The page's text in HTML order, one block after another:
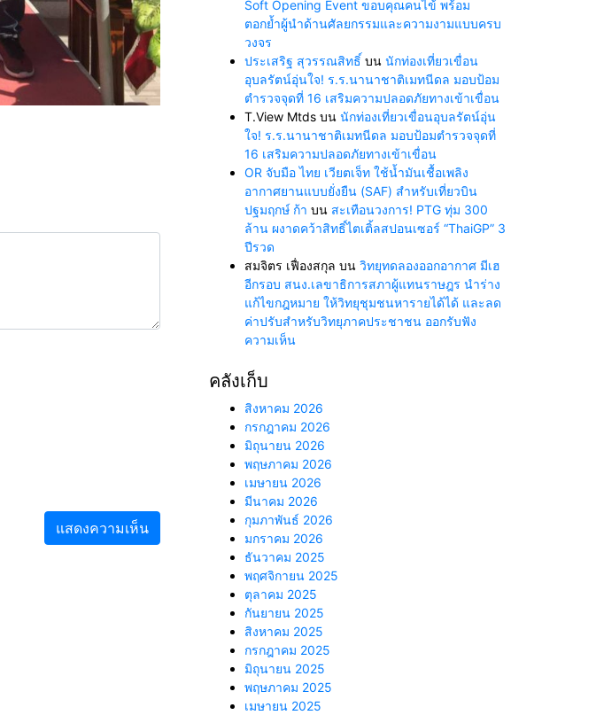
Soft Opening Event ขอบคุณคนไข้ พร้อม
ตอกย้ำผู้นำด้านศัลยกรรมและความงามแบบครบ
วงจร
ประเสริฐ สุวรรณสิทธิ์ บน นักท่องเที่ยวเขื่อน
อุบลรัตน์อุ่นใจ! ร.ร.นานาชาติเมทนีดล มอบป้อม
ตำรวจจุดที่ 16 เสริมความปลอดภัยทางเข้าเขื่อน
T.View Mtds บน นักท่องเที่ยวเขื่อนอุบลรัตน์อุ่น
ใจ! ร.ร.นานาชาติเมทนีดล มอบป้อมตำรวจจุดที่
16 เสริมความปลอดภัยทางเข้าเขื่อน
OR จับมือ ไทย เวียตเจ็ท ใช้น้ำมันเชื้อเพลิง
อากาศยานแบบยั่งยืน (SAF) สำหรับเที่ยวบิน
ปฐมฤกษ์ ก้า บน สะเทือนวงการ! PTG ทุ่ม 300
ล้าน ผงาดคว้าสิทธิ์ไตเติ้ลสปอนเซอร์ “ThaiGP” 3
ปีรวด
สมจิตร เฟื่องสกุล บน วิทยุทดลองออกอากาศ มีเฮ
อีกรอบ สนง.เลขาธิการสภาผู้แทนราษฎร นำร่าง
แก้ไขกฎหมาย ให้วิทยุชุมชนหารายได้ได้ และลด
ค่าปรับสำหรับวิทยุภาคประชาชน ออกรับฟัง
ความเห็น
คลังเก็บ
สิงหาคม 2026
กรกฎาคม 2026
มิถุนายน 2026
พฤษภาคม 2026
เมษายน 2026
มีนาคม 2026
กุมภาพันธ์ 2026
มกราคม 2026
ธันวาคม 2025
พฤศจิกายน 2025
ตุลาคม 2025
กันยายน 2025
สิงหาคม 2025
กรกฎาคม 2025
มิถุนายน 2025
พฤษภาคม 2025
เมษายน 2025